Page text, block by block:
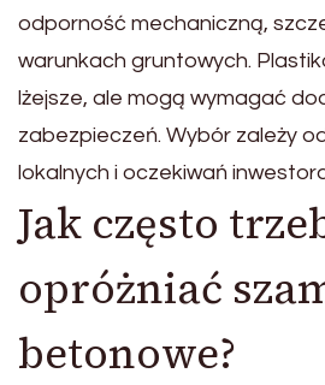
odporność mechaniczną,
warunkach gruntowych.
lżejsze, ale mogą wymagać
zabezpieczeń. Wybór zależy
lokalnych i oczekiwań
Jak często
opróżniać
betonowe?